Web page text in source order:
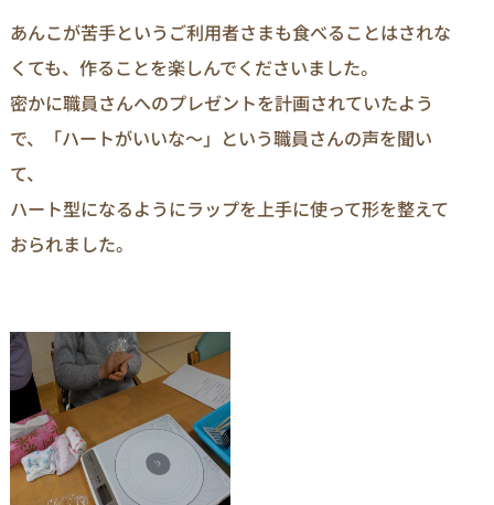
あんこが苦手というご利用者さまも食べることはされな
くても、作ることを楽しんでくださいました。
密かに職員さんへのプレゼントを計画されていたよう
で、「ハートがいいな～」という職員さんの声を聞い
て、
ハート型になるようにラップを上手に使って形を整えて
おられました。